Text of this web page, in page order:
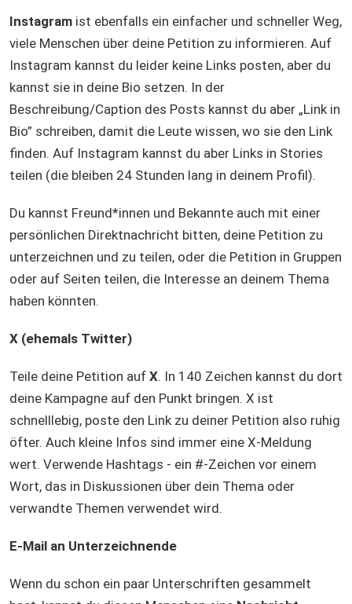
Instagram ist ebenfalls ein einfacher und schneller Weg,
viele Menschen über deine Petition zu informieren. Auf
Instagram kannst du leider keine Links posten, aber du
kannst sie in deine Bio setzen. In der
Beschreibung/Caption des Posts kannst du aber „Link in
Bio” schreiben, damit die Leute wissen, wo sie den Link
finden. Auf Instagram kannst du aber Links in Stories
teilen (die bleiben 24 Stunden lang in deinem Profil).
Du kannst Freund*innen und Bekannte auch mit einer
persönlichen Direktnachricht bitten, deine Petition zu
unterzeichnen und zu teilen, oder die Petition in Gruppen
oder auf Seiten teilen, die Interesse an deinem Thema
haben könnten.
X (ehemals Twitter)
Teile deine Petition auf X. In 140 Zeichen kannst du dort
deine Kampagne auf den Punkt bringen. X ist
schnelllebig, poste den Link zu deiner Petition also ruhig
öfter. Auch kleine Infos sind immer eine X-Meldung
wert. Verwende Hashtags - ein #-Zeichen vor einem
Wort, das in Diskussionen über dein Thema oder
verwandte Themen verwendet wird.
E-Mail an Unterzeichnende
Wenn du schon ein paar Unterschriften gesammelt